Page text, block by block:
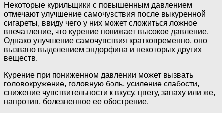
Некоторые курильщики с повышенным давлением
отмечают улучшение самочувствия после выкуренной
сигареты, ввиду чего у них может сложиться ложное
впечатление, что курение понижает высокое давление.
Однако улучшение самочувствия кратковременно, оно
вызвано выделением эндорфина и некоторых других
веществ.
Курение при пониженном давлении может вызвать
головокружение, головную боль, усиление слабости,
снижение чувствительности к вкусу, цвету, запаху или же,
напротив, болезненное ее обострение.